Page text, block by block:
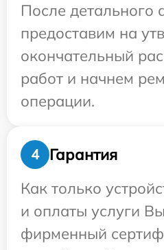
После детального
предоставим на
окончательный
работ и начнем
операции.
4
Гарантия
Как только
и оплаты услуги
фирменный